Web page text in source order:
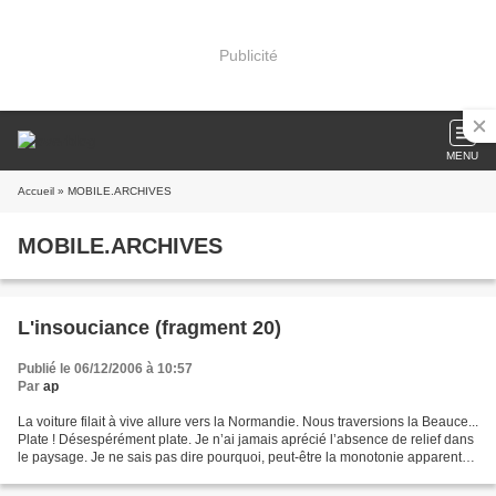
Publicité
MENU
Accueil » MOBILE.ARCHIVES
MOBILE.ARCHIVES
L'insouciance (fragment 20)
Publié le 06/12/2006 à 10:57
Par ap
La voiture filait à vive allure vers la Normandie. Nous traversions la Beauce...
Plate ! Désespérément plate. Je n’ai jamais aprécié l’absence de relief dans
le paysage. Je ne sais pas dire pourquoi, peut-être la monotonie apparente,